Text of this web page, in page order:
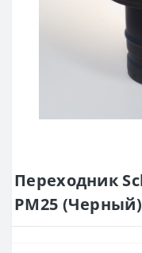
Переходник
РМ25 (Черный)